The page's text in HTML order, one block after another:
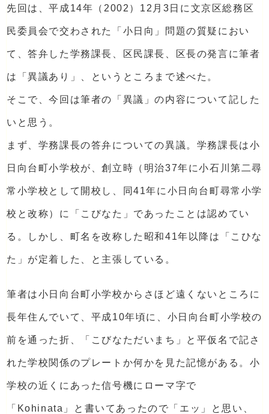
先回は、平成14年（2002）12月3日に文京区総務区
民委員会で交わされた「小日向」問題の質疑におい
て、答弁した学務課長、区民課長、区長の発言に筆者
は「異議あり」、というところまで述べた。
そこで、今回は筆者の「異議」の内容について記した
いと思う。
まず、学務課長の答弁についての異議。学務課長は小
日向台町小学校が、創立時（明治37年に小石川第二尋
常小学校として開校し、同41年に小日向台町尋常小学
校と改称）に「こびなた」であったことは認めてい
る。しかし、町名を改称した昭和41年以降は「こひな
た」が定着した、と主張している。
筆者は小日向台町小学校からさほど遠くないところに
長年住んでいて、平成10年頃に、小日向台町小学校の
前を通った折、「こびなただいまち」と平仮名で記さ
れた学校関係のプレートか何かを見た記憶がある。小
学校の近くにあった信号機にローマ字で
「Kohinata」と書いてあったので「エッ」と思い、